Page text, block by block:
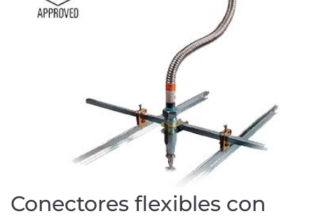
Conectores flexibles con